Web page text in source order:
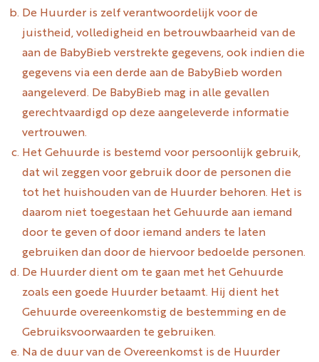
De Huurder is zelf verantwoordelijk voor de
juistheid, volledigheid en betrouwbaarheid van de
aan de BabyBieb verstrekte gegevens, ook indien die
gegevens via een derde aan de BabyBieb worden
aangeleverd. De BabyBieb mag in alle gevallen
gerechtvaardigd op deze aangeleverde informatie
vertrouwen.
Het Gehuurde is bestemd voor persoonlijk gebruik,
dat wil zeggen voor gebruik door de personen die
tot het huishouden van de Huurder behoren. Het is
daarom niet toegestaan het Gehuurde aan iemand
door te geven of door iemand anders te laten
gebruiken dan door de hiervoor bedoelde personen.
De Huurder dient om te gaan met het Gehuurde
zoals een goede Huurder betaamt. Hij dient het
Gehuurde overeenkomstig de bestemming en de
Gebruiksvoorwaarden te gebruiken.
Na de duur van de Overeenkomst is de Huurder